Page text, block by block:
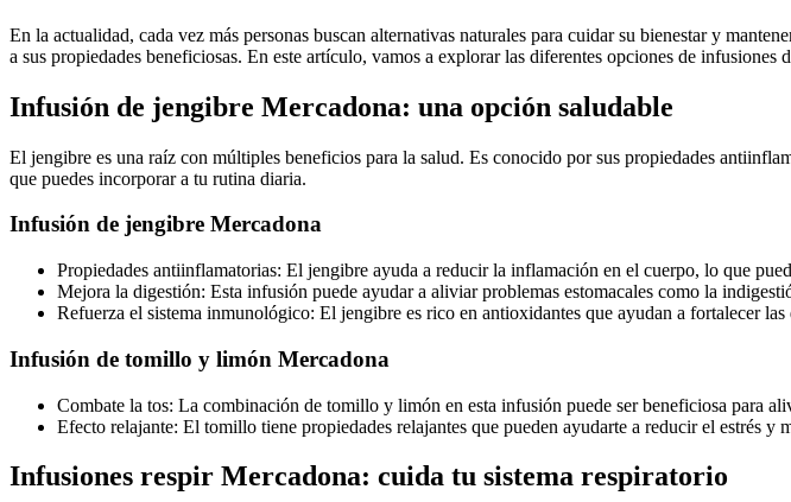
En la actualidad, cada vez más personas buscan alternativas naturales para cuidar su bienestar y
a sus propiedades beneficiosas. En este artículo, vamos a explorar las diferentes opciones de
Infusión de jengibre Mercadona: una opción saludable
El jengibre es una raíz con múltiples beneficios para la salud. Es conocido por sus propiedades
que puedes incorporar a tu rutina diaria.
Infusión de jengibre Mercadona
Propiedades antiinflamatorias: El jengibre ayuda a reducir la inflamación en el cuerpo, lo que
Mejora la digestión: Esta infusión puede ayudar a aliviar problemas estomacales como la
Refuerza el sistema inmunológico: El jengibre es rico en antioxidantes que ayudan a fortalecer las
Infusión de tomillo y limón Mercadona
Combate la tos: La combinación de tomillo y limón en esta infusión puede ser beneficiosa para
Efecto relajante: El tomillo tiene propiedades relajantes que pueden ayudarte a reducir el estrés y
Infusiones respir Mercadona: cuida tu sistema respiratorio